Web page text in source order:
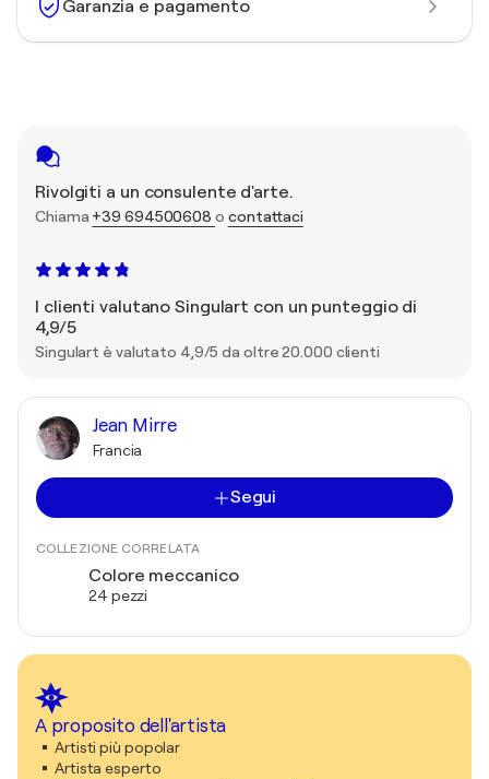
Garanzia e pagamento
Rivolgiti a un consulente d'arte.
Chiama +39 694500608 o contattaci
I clienti valutano Singulart con un punteggio di
4,9/5
Singulart è valutato 4,9/5 da oltre 20.000 clienti
Jean Mirre
Francia
Segui
COLLEZIONE CORRELATA
Colore meccanico
24 pezzi
A proposito dell'artista
Artisti più popolar
Artista esperto